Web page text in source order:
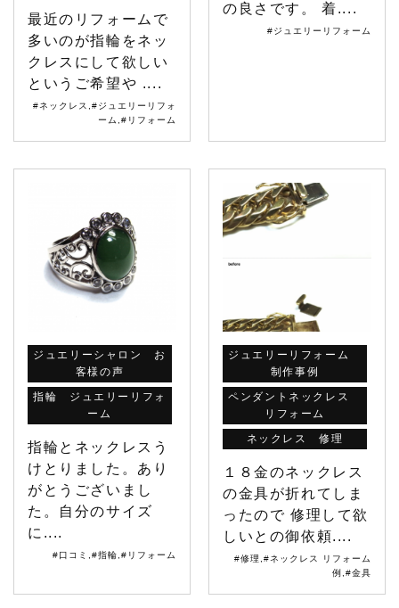
最近のリフォームで
多いのが指輪をネッ
クレスにして欲しい
というご希望や ....
#ネックレス
#ジュエリーリフォ
ーム #リフォーム
の良さです。 着....
#ジュエリーリフォーム
ジュエリーシャロン お
客様の声
指輪 ジュエリーリフォ
ーム
指輪とネックレスう
けとりました。あり
がとうございまし
た。自分のサイズ
に....
#口コミ #指輪 #リフォーム
ジュエリーリフォーム
制作事例
ペンダントネックレス
リフォーム
ネックレス 修理
１８金のネックレス
の金具が折れてしま
ったので 修理して欲
しいとの御依頼....
#修理 #ネックレス リフォーム
例
#金具